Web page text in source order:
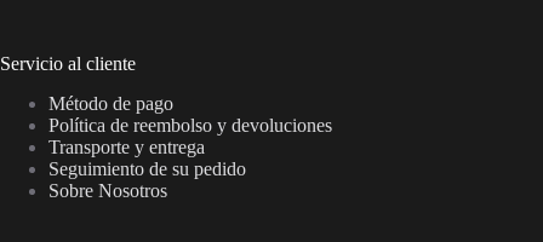
Servicio al cliente
Método de pago
Política de reembolso y devoluciones
Transporte y entrega
Seguimiento de su pedido
Sobre Nosotros